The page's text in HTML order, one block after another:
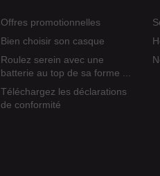
Offres promotionnelles
Bien choisir son casque
Roulez serein avec une
batterie au top de sa forme ...
Téléchargez les déclarations
de conformité